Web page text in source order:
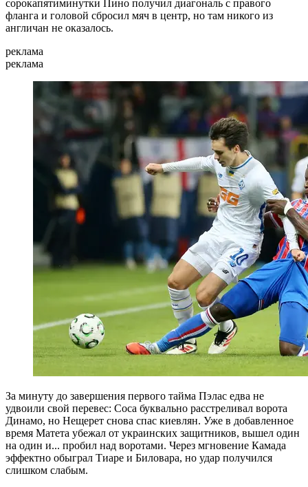
сорокапятиминутки Пино получил диагональ с правого
фланга и головой сбросил мяч в центр, но там никого из
англичан не оказалось.
реклама
реклама
За минуту до завершения первого тайма Пэлас едва не
удвоили свой перевес: Соса буквально расстреливал ворота
Динамо, но Нещерет снова спас киевлян. Уже в добавленное
время Матета убежал от украинских защитников, вышел один
на один и... пробил над воротами. Через мгновение Камада
эффектно обыграл Тиаре и Биловара, но удар получился
слишком слабым.